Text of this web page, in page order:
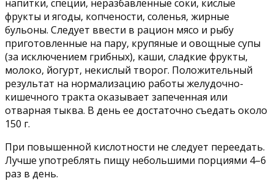
напитки, специи, неразбавленные соки, кислые
фрукты и ягоды, копчености, соленья, жирные
бульоны. Следует ввести в рацион мясо и рыбу
приготовленные на пару, крупяные и овощные супы
(за исключением грибных), каши, сладкие фрукты,
молоко, йогурт, некислый творог. Положительный
результат на нормализацию работы желудочно-
кишечного тракта оказывает запеченная или
отварная тыква. В день ее достаточно съедать около
150 г.
При повышенной кислотности не следует переедать.
Лучше употреблять пищу небольшими порциями 4–6
раз в день.